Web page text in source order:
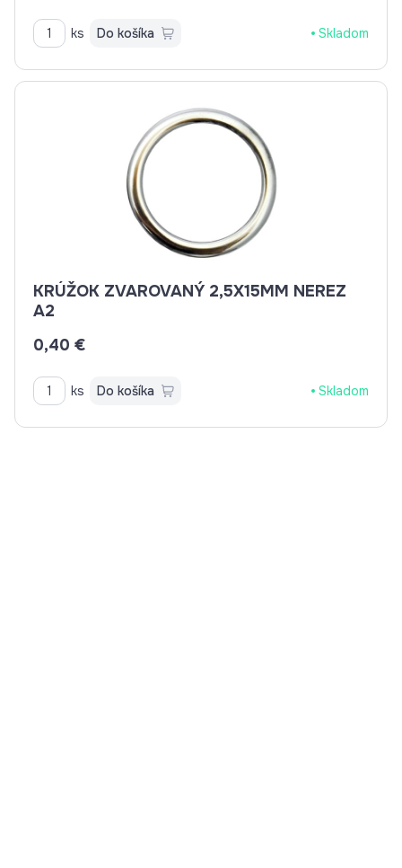
ks Do košíka Skladom
KRÚŽOK ZVAROVANÝ 2,5X15MM NEREZ
A2
0,40 €
ks Do košíka Skladom